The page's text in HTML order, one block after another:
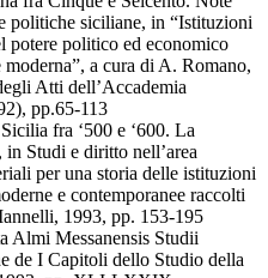
politiche siciliane, in “Istituzioni
potere politico ed economico
a cura di A. Romano,
Atti dell’Accademia
pp.65-113
fra ‘500 e ‘600. La
Studi e diritto nell’area
per una storia delle istituzioni
e contemporanee raccolti
1993, pp. 153-195
Almi Messanensis Studii
de I Capitoli dello Studio della